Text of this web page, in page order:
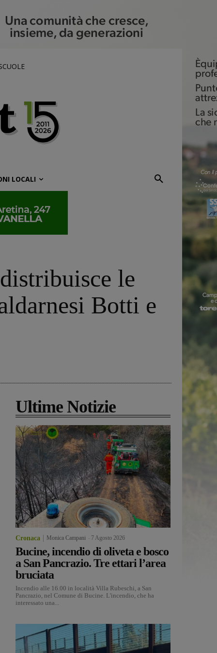
LOCALI
le
Botti e
Ultime Notizie
Cronaca Monica Campani 7 Agosto 2026
Bucine, incendio di oliveta e bosco
a San Pancrazio. Tre ettari l’area
bruciata
Incendio alle 16.00 in località Villa Rubeschi, a San
Pancrazio, nel Comune di Bucine. L'incendio, che ha
interessato una...